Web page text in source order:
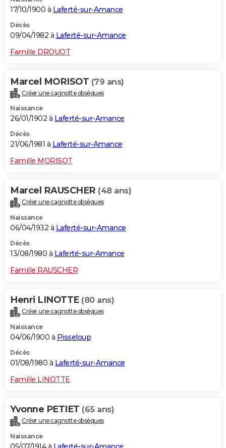
17/10/1900 à Laferté-sur-Amance
Décès
09/04/1982 à Laferté-sur-Amance
Famille DROUOT
Marcel MORISOT (79 ans)
Créer une cagnotte obsèques
Naissance
26/01/1902 à Laferté-sur-Amance
Décès
21/06/1981 à Laferté-sur-Amance
Famille MORISOT
Marcel RAUSCHER (48 ans)
Créer une cagnotte obsèques
Naissance
06/04/1932 à Laferté-sur-Amance
Décès
13/08/1980 à Laferté-sur-Amance
Famille RAUSCHER
Henri LINOTTE (80 ans)
Créer une cagnotte obsèques
Naissance
04/06/1900 à Pisseloup
Décès
01/08/1980 à Laferté-sur-Amance
Famille LINOTTE
Yvonne PETIET (65 ans)
Créer une cagnotte obsèques
Naissance